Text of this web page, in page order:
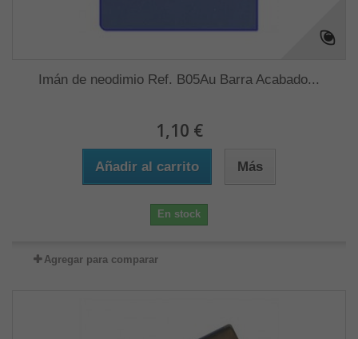
Imán de neodimio Ref. B05Au Barra Acabado...
1,10 €
Añadir al carrito Más
En stock
Agregar para comparar